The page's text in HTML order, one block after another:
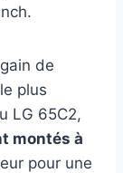
de
plus
LG 65C2,
montés à
pour une